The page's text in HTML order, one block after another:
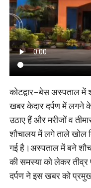
कोटद्वार-बेस अस्पताल में
खबर केदार दर्पण में लगने
उठाए हैं और मरीजों व
शौचालय में लगे ताले खोल
गई है।अस्पताल में बने
की समस्या को लेकर
दर्पण ने इस खबर को